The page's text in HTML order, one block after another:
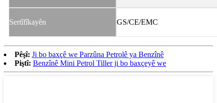
Sertîfîkayên GS/CE/EMC
Pêşî: Ji bo baxçê we Parzûna Petrolê ya Benzînê
Piştî: Benzînê Mini Petrol Tiller ji bo baxçeyê we